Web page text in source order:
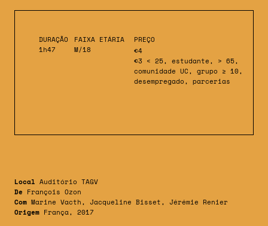
DURAÇÃO
1h47
FAIXA ETÁRIA
M/18
PREÇO
€4
€3 < 25, estudante, > 65,
comunidade UC, grupo ≥ 10,
desempregado, parcerias
Local Auditório TAGV
De François Ozon
ComMarine Vacth, Jacqueline Bisset, Jérémie Renier
OrigemFrança, 2017